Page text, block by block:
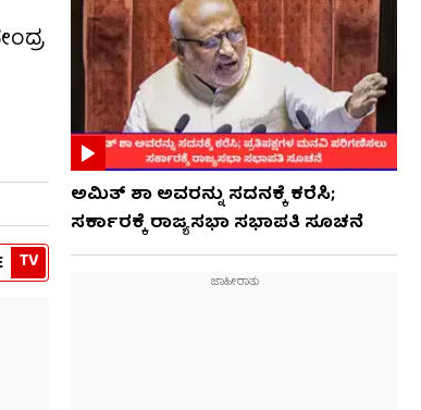
TV
ಅಮಿತ್ ಶಾ ಅವರನ್ನು ಸದನಕ್ಕೆ ಕರೆಸಿ;
ಸರ್ಕಾರಕ್ಕೆ ರಾಜ್ಯಸಭಾ ಸಭಾಪತಿ ಸೂಚನೆ